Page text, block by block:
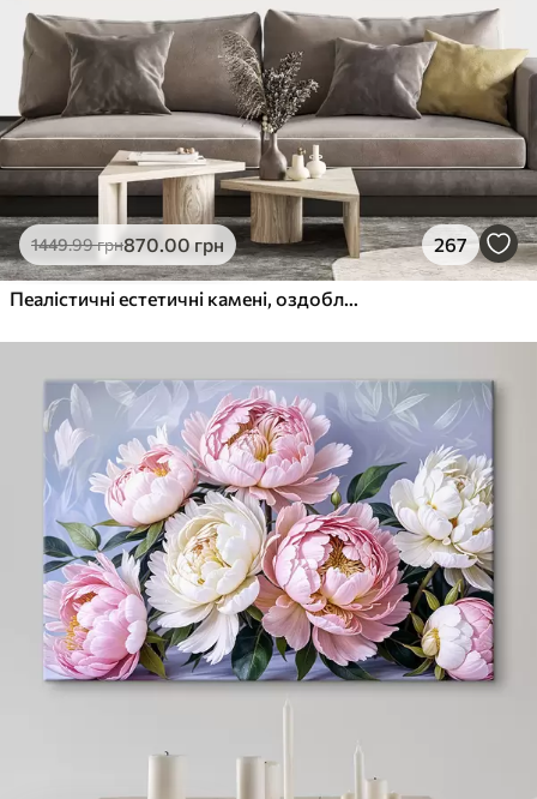
1449.99грн870.00 грн 267
Пеалістичні естетичні камені, оздоблення будинку, природне освітлення